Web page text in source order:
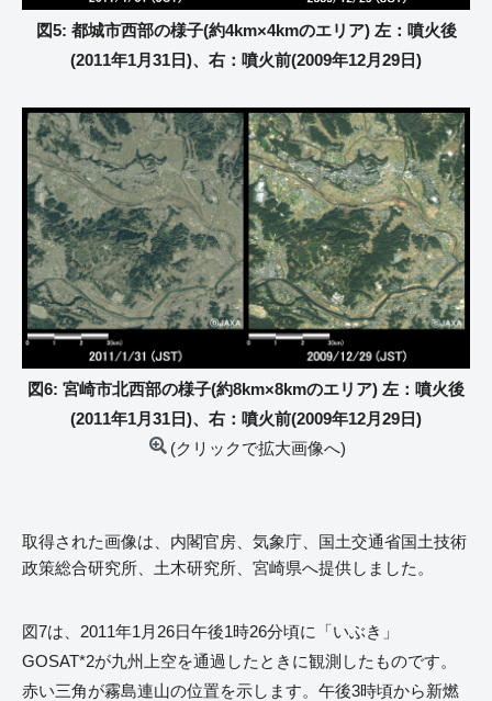
図5: 都城市西部の様子(約4km×4kmのエリア) 左：噴火後
(2011年1月31日)、右：噴火前(2009年12月29日)
図6: 宮崎市北西部の様子(約8km×8kmのエリア) 左：噴火後
(2011年1月31日)、右：噴火前(2009年12月29日)
(クリックで拡大画像へ)
取得された画像は、内閣官房、気象庁、国土交通省国土技術
政策総合研究所、土木研究所、宮崎県へ提供しました。
図7は、2011年1月26日午後1時26分頃に「いぶき」
GOSAT*2が九州上空を通過したときに観測したものです。
赤い三角が霧島連山の位置を示します。午後3時頃から新燃